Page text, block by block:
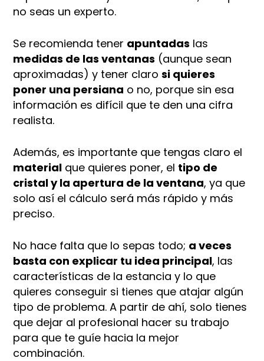
no seas un experto.
Se recomienda tener apuntadas las
medidas de las ventanas (aunque sean
aproximadas) y tener clarosi quieres
poner una persiana o no, porque sin esa
información es difícil que te den una cifra
realista.
Además, es importante que tengas claro el
material que quieres poner, el tipo de
cristal y la apertura de la ventana, ya que
solo así el cálculo será más rápido y más
preciso.
No hace falta que lo sepas todo; a veces
basta con explicar tu idea principal, las
características de la estancia y lo que
quieres conseguir si tienes que atajar algún
tipo de problema. A partir de ahí, solo tienes
que dejar al profesional hacer su trabajo
para que te guíe hacia la mejor
combinación.​